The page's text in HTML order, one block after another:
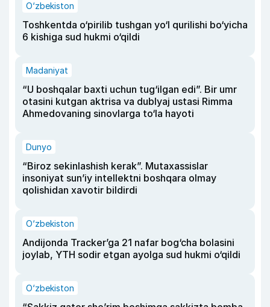
O‘zbekiston
Toshkentda o‘pirilib tushgan yo‘l qurilishi bo‘yicha
6 kishiga sud hukmi o‘qildi
Madaniyat
“U boshqalar baxti uchun tug‘ilgan edi”. Bir umr
otasini kutgan aktrisa va dublyaj ustasi Rimma
Ahmedovaning sinovlarga to‘la hayoti
Dunyo
“Biroz sekinlashish kerak”. Mutaxassislar
insoniyat sun’iy intellektni boshqara olmay
qolishidan xavotir bildirdi
O‘zbekiston
Andijonda Tracker’ga 21 nafar bog‘cha bolasini
joylab, YTH sodir etgan ayolga sud hukmi o‘qildi
O‘zbekiston